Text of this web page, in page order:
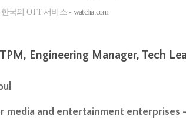
국의 OTT 서비스 - watcha.com
Engineering Manager, Tech
media and entertainment enterprises -